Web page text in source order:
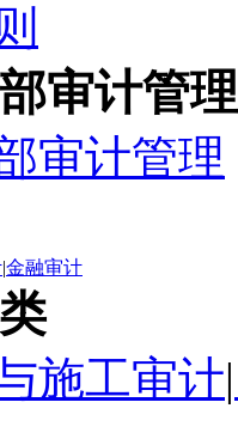
审计管
审计管理
|金融审计
施工审计|